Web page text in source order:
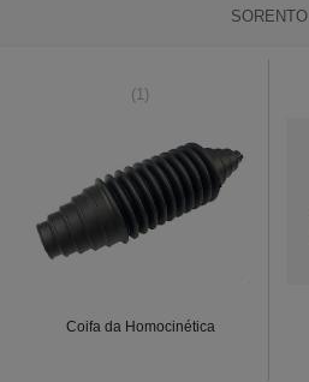
SORENTO
(1)
Coifa da Homocinética